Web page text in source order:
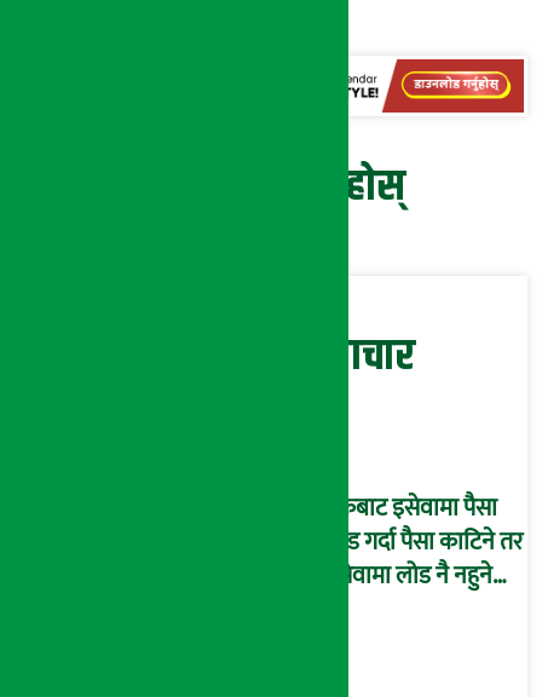
प्रतिक्रिया दिनुहोस्
सम्बन्धित समाचार
बैंकबाट इसेवामा पैसा
लोड गर्दा पैसा काटिने तर
इसेवामा लोड नै नहुने